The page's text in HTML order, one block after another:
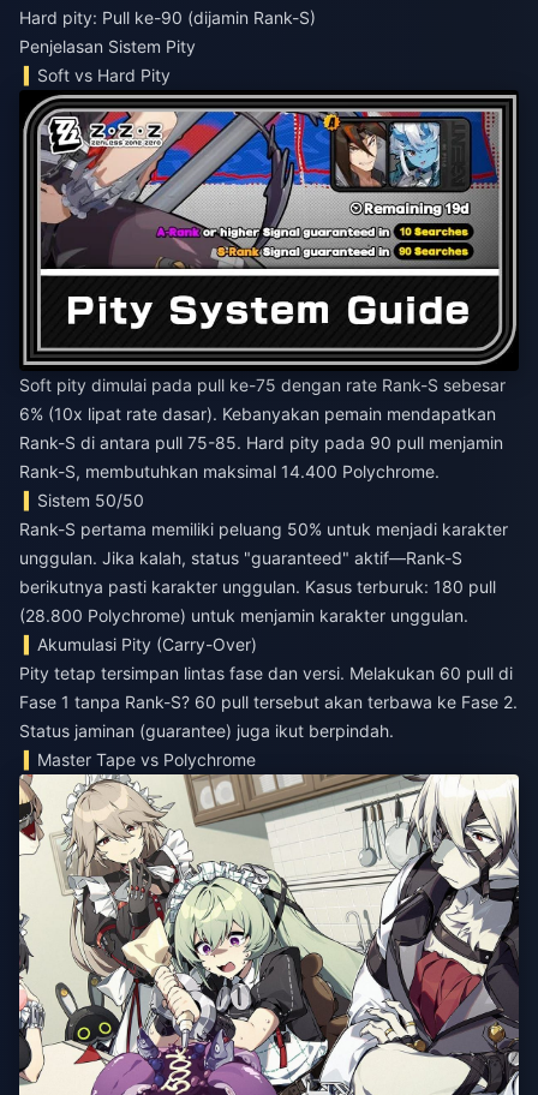
Hard pity: Pull ke-90 (dijamin Rank-S)
Penjelasan Sistem Pity
Soft vs Hard Pity
Soft pity dimulai pada pull ke-75 dengan rate Rank-S sebesar
6% (10x lipat rate dasar). Kebanyakan pemain mendapatkan
Rank-S di antara pull 75-85. Hard pity pada 90 pull menjamin
Rank-S, membutuhkan maksimal 14.400 Polychrome.
Sistem 50/50
Rank-S pertama memiliki peluang 50% untuk menjadi karakter
unggulan. Jika kalah, status "guaranteed" aktif—Rank-S
berikutnya pasti karakter unggulan. Kasus terburuk: 180 pull
(28.800 Polychrome) untuk menjamin karakter unggulan.
Akumulasi Pity (Carry-Over)
Pity tetap tersimpan lintas fase dan versi. Melakukan 60 pull di
Fase 1 tanpa Rank-S? 60 pull tersebut akan terbawa ke Fase 2.
Status jaminan (guarantee) juga ikut berpindah.
Master Tape vs Polychrome